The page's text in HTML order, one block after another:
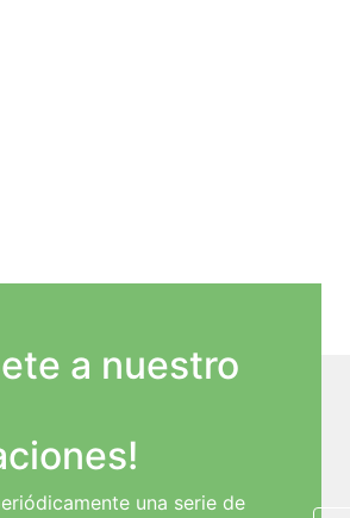
a nuestro
una serie de